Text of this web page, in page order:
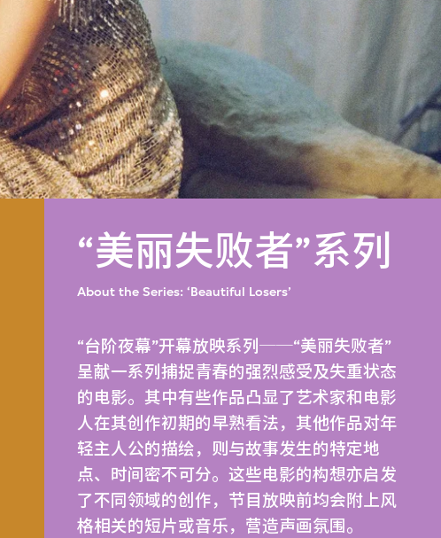
“美丽失败者”系列
About the Series: ‘Beautiful Losers’
“台阶夜幕”开幕放映系列──“美丽失败者”
呈献一系列捕捉青春的强烈感受及失重状态
的电影。其中有些作品凸显了艺术家和电影
人在其创作初期的早熟看法，其他作品对年
轻主人公的描绘，则与故事发生的特定地
点、时间密不可分。这些电影的构想亦启发
了不同领域的创作，节目放映前均会附上风
格相关的短片或音乐，营造声画氛围。